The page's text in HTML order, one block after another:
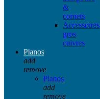
&
cornets
Accessoires
gros
cuivres
Pianos
add
remove
Pianos
add
remove